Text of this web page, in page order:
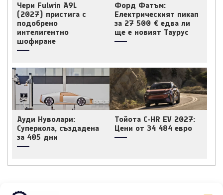
Чери Fulwin A9L
(2027) пристига с
подобрено
интелигентно
шофиране
Форд Фатъм:
Електрическият пикап
за 27 500 € едва ли
ще е новият Таурус
Ауди Нуволари:
Суперкола, създадена
за 405 дни
Тойота C-HR EV 2027:
Цени от 34 484 евро